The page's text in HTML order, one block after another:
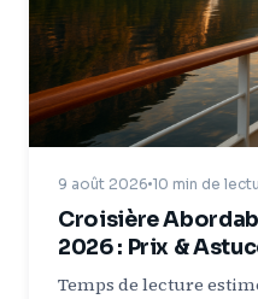
9 août 2026 10 min de
Croisière
2026 : Prix &
Temps de lecture